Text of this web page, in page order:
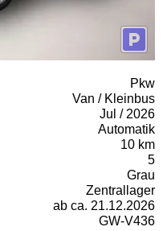
Pkw
Van / Kleinbus
Jul / 2026
Automatik
10 km
5
Grau
Zentrallager
ab ca. 21.12.2026
GW-V436